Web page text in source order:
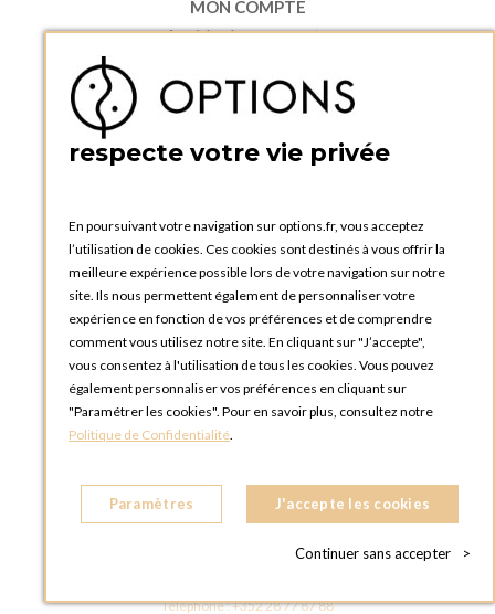
MON COMPTE
Accéder à mon compte
Créer un compte
PRATIQUE
Catalogues et bons de commande
Tutoriels
OPTIONS LUXEMBOURG
13 rue Paul Rischard
5324 Contern
LUXEMBOURG
BOUTIQUE OPTIONS LUXEMBOURG
L - 1842 HOWALD LUXEMBOURG
Téléphone :+352 28 77 87 88
respecte votre vie privée
En poursuivant votre navigation sur options.fr, vous acceptez
l’utilisation de cookies. Ces cookies sont destinés à vous offrir la
meilleure expérience possible lors de votre navigation sur notre
site. Ils nous permettent également de personnaliser votre
expérience en fonction de vos préférences et de comprendre
comment vous utilisez notre site. En cliquant sur "J’accepte",
vous consentez à l'utilisation de tous les cookies. Vous pouvez
également personnaliser vos préférences en cliquant sur
"Paramétrer les cookies". Pour en savoir plus, consultez notre
Politique de Confidentialité.
Paramètres J'accepte les cookies
Continuer sans accepter >